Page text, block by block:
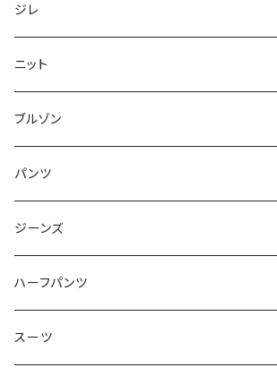
50/XL～
48/L
50/XL～
46/M
48/L
50/XL～
～44/S
46/M
48/L
50/XL～
ジレ
～44/S
46/M
48/L
50/XL～
ニット
～44/S
46/M
48/L
50/XL～
ブルゾン
～44/S
46/M
48/L
50/XL～
パンツ
～44/S
46/M
48/L
ジーンズ
～44/S
46/M
ハーフパンツ
～44/S
スーツ